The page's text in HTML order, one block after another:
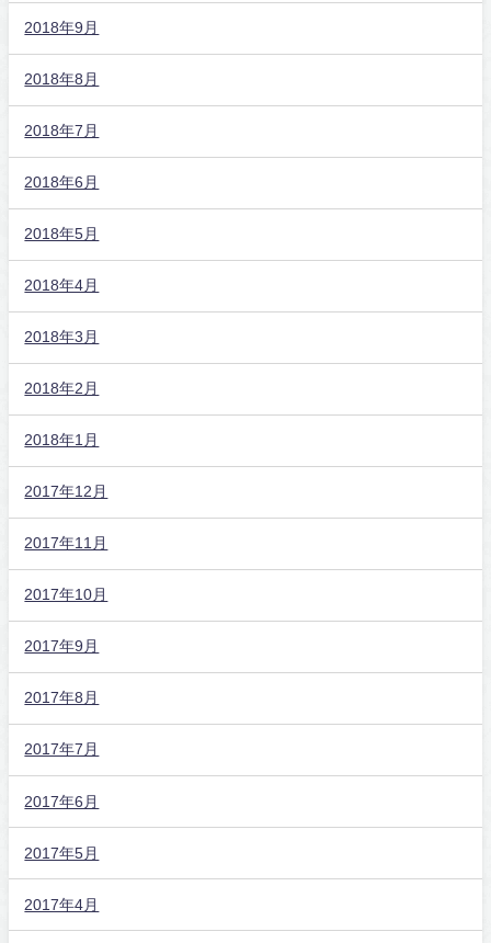
2018年9月
2018年8月
2018年7月
2018年6月
2018年5月
2018年4月
2018年3月
2018年2月
2018年1月
2017年12月
2017年11月
2017年10月
2017年9月
2017年8月
2017年7月
2017年6月
2017年5月
2017年4月